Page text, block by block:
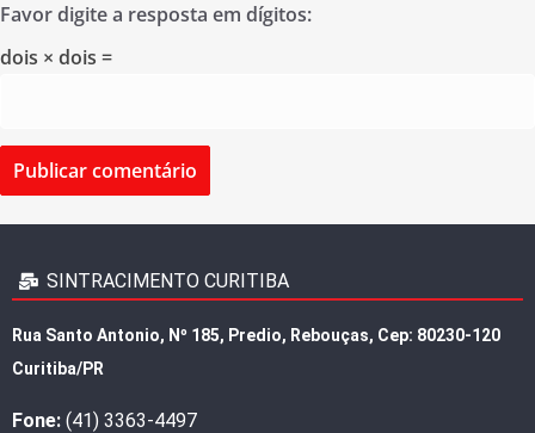
Favor digite a resposta em dígitos:
dois × dois =
SINTRACIMENTO CURITIBA
Rua Santo Antonio, Nº 185, Predio, Rebouças, Cep: 80230-120
Curitiba/PR
Fone: (41) 3363-4497